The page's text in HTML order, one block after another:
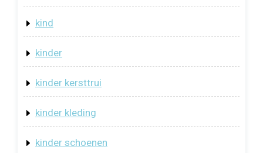
kind
kinder
kinder kersttrui
kinder kleding
kinder schoenen